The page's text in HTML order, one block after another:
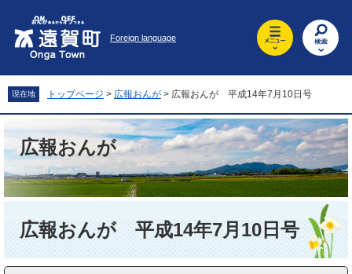
先
頭
を
飛
文
へ
Foreign language
現在地 トップページ > 広報おんが > 広報おんが 平成14年7月10日号
広報おんが
広報おんが 平成14年7月10日号